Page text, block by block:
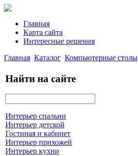
Главная
Карта сайта
Интересные решения
Главная Каталог Компьютерные столы
Найти на сайте
Интерьер спальни
Интерьер детской
Гостиная и кабинет
Интерьер прихожей
Интерьер кухни